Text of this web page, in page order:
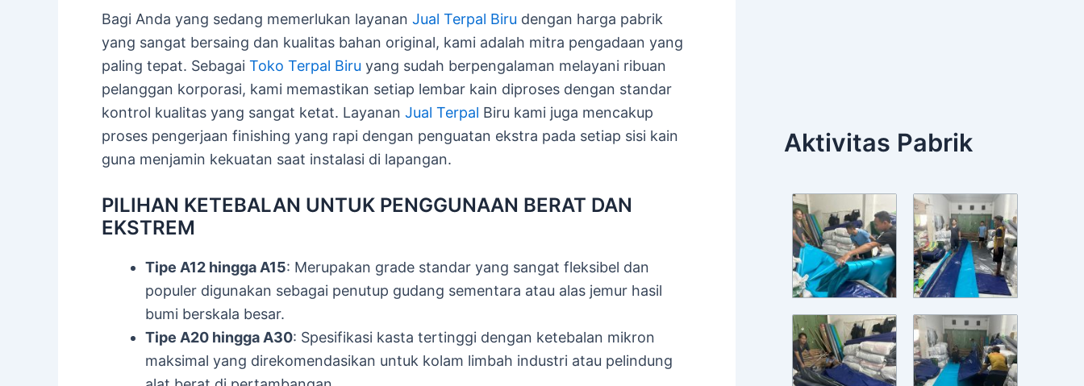
Bagi Anda yang sedang memerlukan layanan Jual Terpal Biru dengan harga pabrik
yang sangat bersaing dan kualitas bahan original, kami adalah mitra pengadaan yang
paling tepat. Sebagai Toko Terpal Biru yang sudah berpengalaman melayani ribuan
pelanggan korporasi, kami memastikan setiap lembar kain diproses dengan standar
kontrol kualitas yang sangat ketat. Layanan Jual Terpal Biru kami juga mencakup
proses pengerjaan finishing yang rapi dengan penguatan ekstra pada setiap sisi kain
guna menjamin kekuatan saat instalasi di lapangan.
PILIHAN KETEBALAN UNTUK PENGGUNAAN BERAT DAN
EKSTREM
Tipe A12 hingga A15: Merupakan grade standar yang sangat fleksibel dan
populer digunakan sebagai penutup gudang sementara atau alas jemur hasil
bumi berskala besar.
Tipe A20 hingga A30: Spesifikasi kasta tertinggi dengan ketebalan mikron
maksimal yang direkomendasikan untuk kolam limbah industri atau pelindung
Aktivitas Pabrik